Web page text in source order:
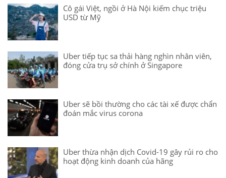
Cô gái Việt, ngồi ở Hà Nội kiếm chục triệu
USD từ Mỹ
Uber tiếp tục sa thải hàng nghìn nhân viên,
đóng cửa trụ sở chính ở Singapore
Uber sẽ bồi thường cho các tài xế được chẩn
đoán mắc virus corona
Uber thừa nhận dịch Covid-19 gây rủi ro cho
hoạt động kinh doanh của hãng